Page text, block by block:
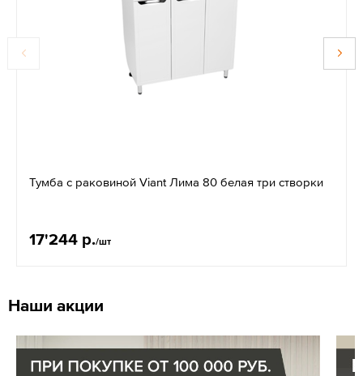
Тумба с раковиной Viant Лима 80 белая три створки
17'244 р./шт
Наши акции